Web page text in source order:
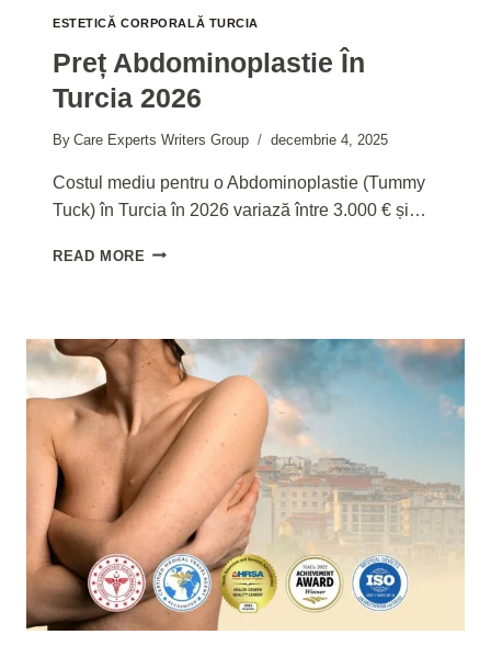
ESTETICĂ CORPORALĂ TURCIA
Preț Abdominoplastie În
Turcia 2026
By Care Experts Writers Group decembrie 4, 2025
Costul mediu pentru o Abdominoplastie (Tummy
Tuck) în Turcia în 2026 variază între 3.000 € și…
READ MORE PREȚ
2026